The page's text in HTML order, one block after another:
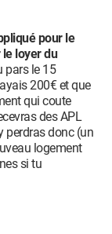
pour le
loyer du
pars le 15
200€ et que
qui coute
des APL
perdras donc (un
logement
si tu